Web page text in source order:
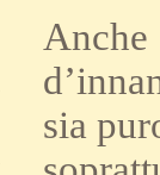
Anche
sia